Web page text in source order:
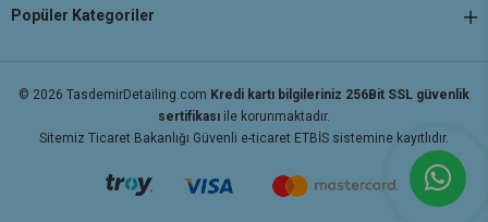
Popüler Kategoriler
© 2026 TasdemirDetailing.com Kredi kartı bilgileriniz 256Bit SSL güvenlik
sertifikası ile korunmaktadır.
Sitemiz Ticaret Bakanlığı Güvenli e-ticaret ETBİS sistemine kayıtlıdır.